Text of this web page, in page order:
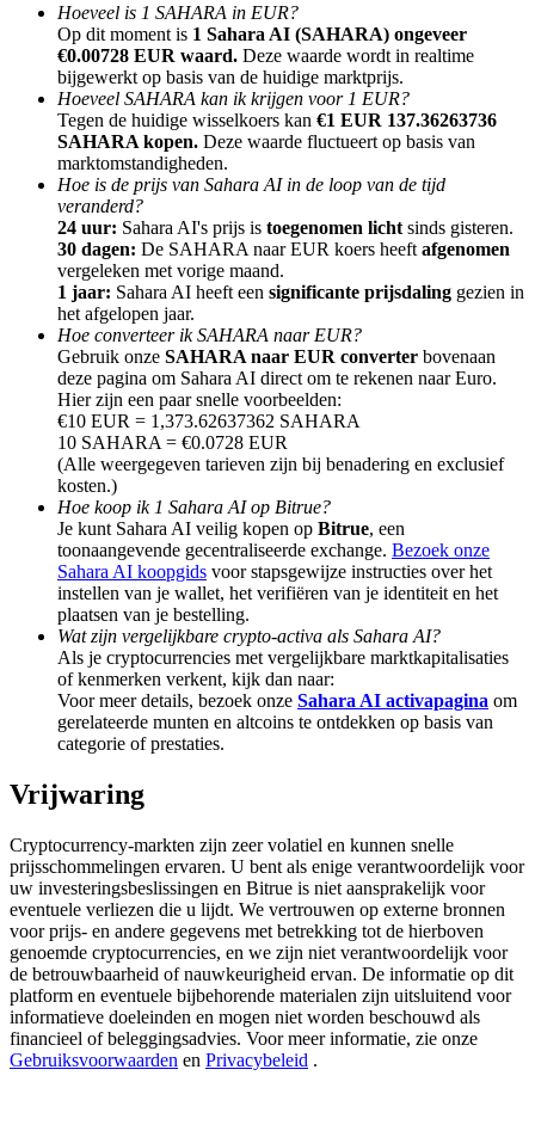
Doorverwijzing
Nodig een vriend uit om contante beloningen te ontvangen
Deposit CASHCAT & Win
Deposit CASHCAT & Win
Share 500000 CASHCAT prize pool
Exclusive for BitMart Users
Register & Trade to Win 500,000 USDT
Precious Metals Trading Carnival
USDT New User Exclusive 10% APR
USDT Flexible Staking | Daily Rewards
New Listing Futures Fest
Trade New Futures, Win 200,000 USDT
Hoeveel is 1 SAHARA in EUR?
Op dit moment is 1 Sahara AI (SAHARA) ongeveer
€0.00728 EUR waard. Deze waarde wordt in realtime
bijgewerkt op basis van de huidige marktprijs.
Hoeveel SAHARA kan ik krijgen voor 1 EUR?
Tegen de huidige wisselkoers kan €1 EUR 137.36263736
SAHARA kopen. Deze waarde fluctueert op basis van
marktomstandigheden.
Hoe is de prijs van Sahara AI in de loop van de tijd
veranderd?
24 uur: Sahara AI's prijs is toegenomen licht sinds gisteren.
30 dagen: De SAHARA naar EUR koers heeft afgenomen
vergeleken met vorige maand.
1 jaar: Sahara AI heeft een significante prijsdaling gezien in
het afgelopen jaar.
Hoe converteer ik SAHARA naar EUR?
Gebruik onze SAHARA naar EUR converter bovenaan
deze pagina om Sahara AI direct om te rekenen naar Euro.
Hier zijn een paar snelle voorbeelden:
€10 EUR = 1,373.62637362 SAHARA
10 SAHARA = €0.0728 EUR
(Alle weergegeven tarieven zijn bij benadering en exclusief
kosten.)
Hoe koop ik 1 Sahara AI op Bitrue?
Je kunt Sahara AI veilig kopen op Bitrue, een
toonaangevende gecentraliseerde exchange. Bezoek onze
Sahara AI koopgids voor stapsgewijze instructies over het
instellen van je wallet, het verifiëren van je identiteit en het
plaatsen van je bestelling.
Wat zijn vergelijkbare crypto-activa als Sahara AI?
Als je cryptocurrencies met vergelijkbare marktkapitalisaties
of kenmerken verkent, kijk dan naar:
Voor meer details, bezoek onze Sahara AI activapagina om
gerelateerde munten en altcoins te ontdekken op basis van
categorie of prestaties.
Vrijwaring
Cryptocurrency-markten zijn zeer volatiel en kunnen snelle
prijsschommelingen ervaren. U bent als enige verantwoordelijk voor
uw investeringsbeslissingen en Bitrue is niet aansprakelijk voor
eventuele verliezen die u lijdt. We vertrouwen op externe bronnen
voor prijs- en andere gegevens met betrekking tot de hierboven
genoemde cryptocurrencies, en we zijn niet verantwoordelijk voor
de betrouwbaarheid of nauwkeurigheid ervan. De informatie op dit
platform en eventuele bijbehorende materialen zijn uitsluitend voor
informatieve doeleinden en mogen niet worden beschouwd als
financieel of beleggingsadvies. Voor meer informatie, zie onze
Gebruiksvoorwaarden en Privacybeleid .